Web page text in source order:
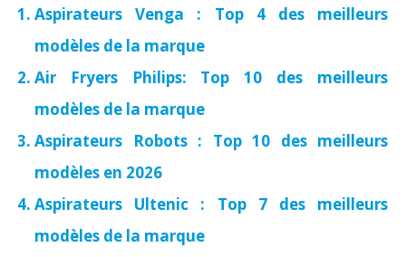
Aspirateurs Venga : Top 4 des meilleurs
modèles de la marque
Air Fryers Philips: Top 10 des meilleurs
modèles de la marque
Aspirateurs Robots : Top 10 des meilleurs
modèles en 2026
Aspirateurs Ultenic : Top 7 des meilleurs
modèles de la marque